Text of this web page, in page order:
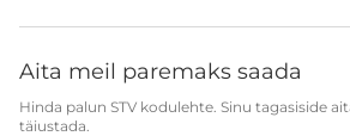
Aita meil paremaks saada
Hinda palun STV kodulehte. Sinu tagasiside
täiustada.